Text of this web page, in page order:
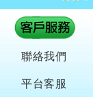
聯絡我們
平台客服